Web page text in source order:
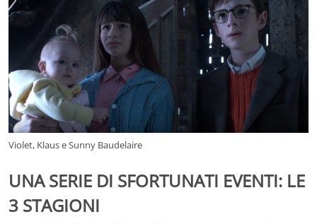
Violet, Klaus e Sunny Baudelaire
UNA SERIE DI SFORTUNATI EVENTI: LE
3 STAGIONI